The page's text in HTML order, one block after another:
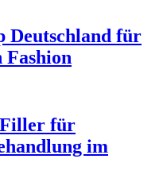
Deutschland für
Fashion
Filler für
im